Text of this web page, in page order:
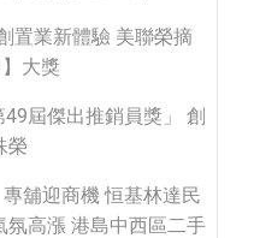
置業新體驗 美聯榮摘
大獎
屆傑出推銷員獎」 創
榮
舖迎商機 恒基林達民
氛高漲 港島中西區二手